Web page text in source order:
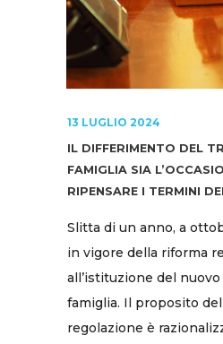
13 LUGLIO 2024
IL DIFFERIMENTO DEL
FAMIGLIA SIA
RIPENSARE I TERMINI
Slitta di un anno, a
in vigore della riforma
all’istituzione del
famiglia. Il proposito
regolazione è